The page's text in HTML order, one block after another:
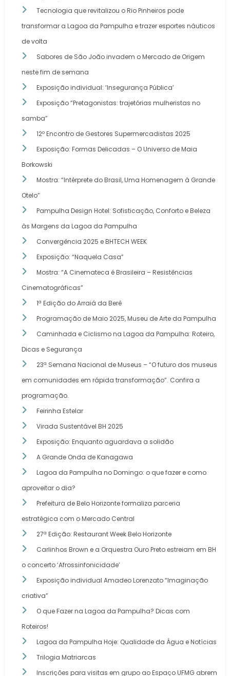
Tecnologia que revitalizou o Rio Pinheiros pode
transformar a Lagoa da Pampulha e trazer esportes náuticos
de volta
Sabores de São João invadem o Mercado de Origem
neste fim de semana
Exposição individual: ‘Insegurança Pública’
Exposição “Pretagonistas: trajetórias mulheristas no
samba”
12º Encontro de Gestores Supermercadistas 2025
Exposição: Formas Delicadas – O Universo de Maia
Borkowski
Mostra: “Intérprete do Brasil, Uma Homenagem à Grande
Otelo”
Pampulha Design Hotel: Sofisticação, Conforto e Beleza
às Margens da Lagoa da Pampulha
Convergência 2025 e BHTECH WEEK
Exposição: “Naquela Casa”
Mostra: “A Cinemateca é Brasileira – Resistências
Cinematográficas”
1ª Edição do Arraiá da Berê
Programação de Maio 2025, Museu de Arte da Pampulha
Caminhada e Ciclismo na Lagoa da Pampulha: Roteiro,
Dicas e Segurança
23ª Semana Nacional de Museus – “O futuro dos museus
em comunidades em rápida transformação”. Confira a
programação.
Feirinha Estelar
Virada Sustentável BH 2025
Exposição: Enquanto aguardava a solidão
A Grande Onda de Kanagawa
Lagoa da Pampulha no Domingo: o que fazer e como
aproveitar o dia?
Prefeitura de Belo Horizonte formaliza parceria
estratégica com o Mercado Central
27ª Edição: Restaurant Week Belo Horizonte
Carlinhos Brown e a Orquestra Ouro Preto estreiam em BH
o concerto ‘Afrossinfonicidade’
Exposição individual Amadeo Lorenzato “Imaginação
criativa”
O que Fazer na Lagoa da Pampulha? Dicas com
Roteiros!
Lagoa da Pampulha Hoje: Qualidade da Água e Notícias
Trilogia Matriarcas
Inscrições para visitas em grupo ao Espaço UFMG abrem